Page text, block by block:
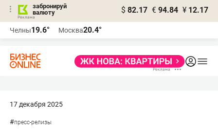
забронируй
валюту
$ 82.17 € 94.84 ¥ 12.17
Челны19.6° Москва20.4°
17 декабря 2025
#пресс-релизы